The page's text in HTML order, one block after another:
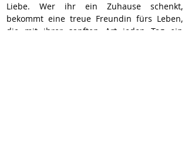
Liebe. Wer ihr ein Zuhause schenkt,
bekommt eine treue Freundin fürs Leben,
die mit ihrer sanften Art jeden Tag ein